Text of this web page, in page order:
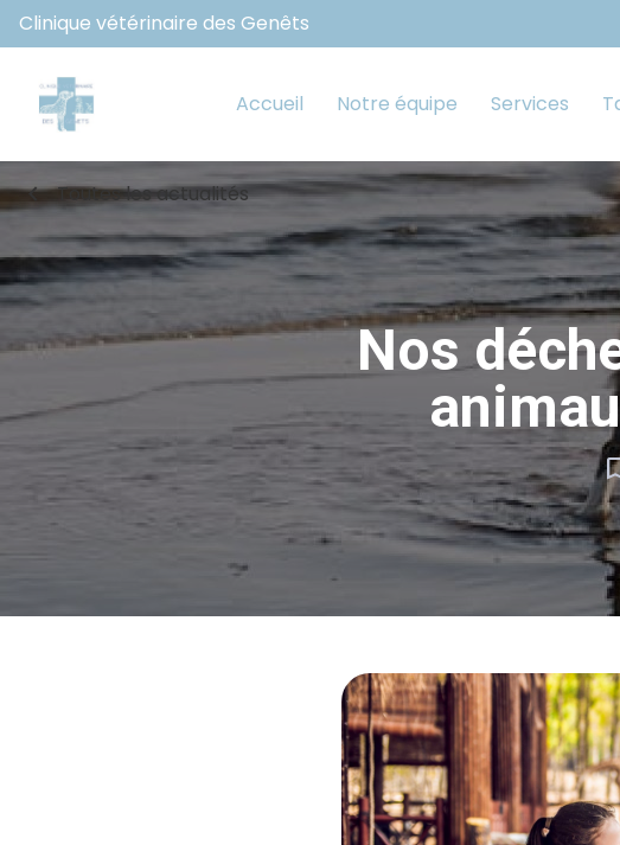
Clinique vétérinaire des Genêts
Accueil Notre équipe Services
chevron_left Toutes les actualités
Nos